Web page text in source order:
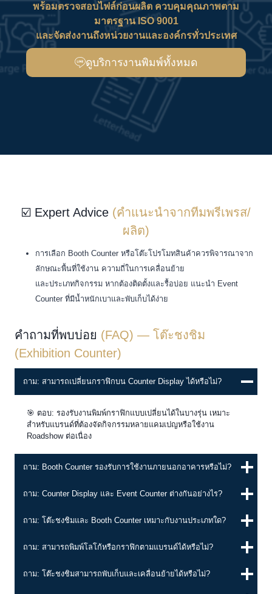
พร้อมตรวจสอบไฟล์ก่อนผลิต ควบคุมคุณภาพตาม
มาตรฐาน ISO 9001
และจัดส่งงานถึงหน่วยงานและองค์กรทั่วประเทศ
ดูบริการงานพิมพ์ทั้งหมด
☑️ Expert Advice (คำแนะนำจากทีมพรีเพรส/
ผลิต)
การเลือก Booth Counter หรือโต๊ะโปรโมทสินค้าควรพิจารณาจาก
ลักษณะพื้นที่ใช้งาน ความถี่ในการเคลื่อนย้าย
และประเภทกิจกรรม หากต้องติดตั้งและรื้อบ่อย แนะนำ Event
Counter ที่มีน้ำหนักเบาและพับเก็บได้ง่าย
คำถามที่พบบ่อย (FAQ) — โต๊ะชงชิม
(Exhibition Counter)
ถาม: สามารถเปลี่ยนกราฟิกบน Counter Display ได้หรือไม่?
🎯 ตอบ: รองรับงานพิมพ์กราฟิกแบบเปลี่ยนได้ในบางรุ่น เหมาะ
สำหรับแบรนด์ที่ต้องจัดกิจกรรมหลายแคมเปญหรือใช้งาน
Roadshow ต่อเนื่อง
ถาม: Booth Counter รองรับการใช้งานภายนอกอาคารหรือไม่?
ถาม: Counter Display และ Event Counter ต่างกันอย่างไร?
ถาม: โต๊ะชงชิมและ Booth Counter เหมาะกับงานประเภทใด?
ถาม: สามารถพิมพ์โลโก้หรือกราฟิกตามแบรนด์ได้หรือไม่?
ถาม: โต๊ะชงชิมสามารถพับเก็บและเคลื่อนย้ายได้หรือไม่?